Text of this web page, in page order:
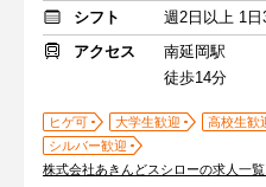
シフト
週2日以上 1
アクセス
南延岡駅
徒歩14分
ヒゲ可 大学生歓迎 高校生歓
シルバー歓迎
株式会社あきんどスシローの求人一